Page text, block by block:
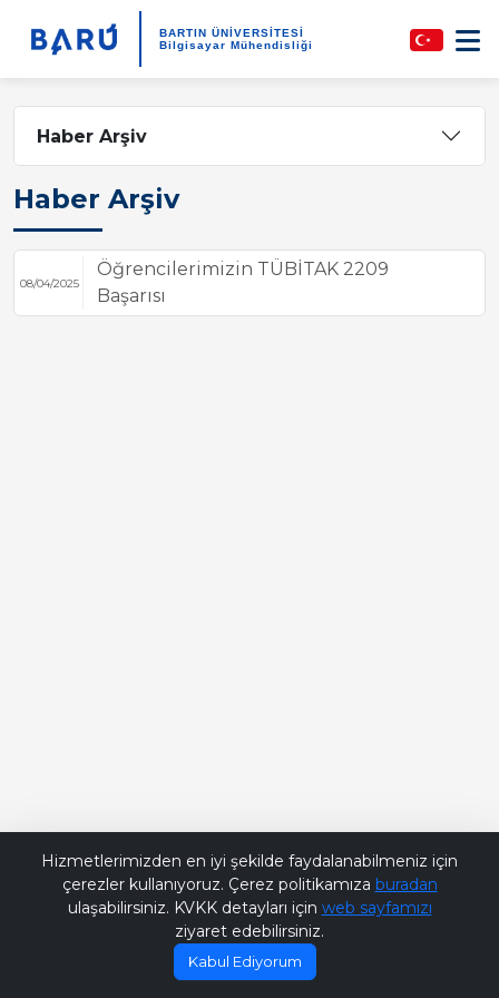
BARTIN ÜNİVERSİTESİ
Bilgisayar Mühendisliği
Haber Arşiv
Haber Arşiv
08/04/2025
Öğrencilerimizin TÜBİTAK 2209
Başarısı
Hizmetlerimizden en iyi şekilde faydalanabilmeniz için
çerezler kullanıyoruz. Çerez politikamıza buradan
ulaşabilirsiniz. KVKK detayları için web sayfamızı
ziyaret edebilirsiniz.
Kabul Ediyorum
Bana Soru Sor | Ask Me